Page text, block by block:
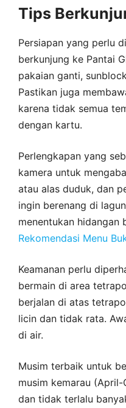
Tips
Persiapan yang perlu
berkunjung ke Pantai
pakaian ganti,
Pastikan juga
karena tidak semua
dengan kartu.
Perlengkapan yang
kamera untuk
atau alas duduk, dan
ingin berenang di
menentukan hidangan
Rekomendasi Menu
Keamanan perlu
bermain di area
berjalan di atas
licin dan tidak rata.
di air.
Musim terbaik untuk
musim kemarau
dan tidak terlalu